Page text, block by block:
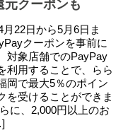
元クーポンも
月22日から5月6日ま
クーポンを事前に
対象店舗でのPayPay
利用することで、らら
岡で最大5％のポイン
を受けることができま
に、2,000円以上のお